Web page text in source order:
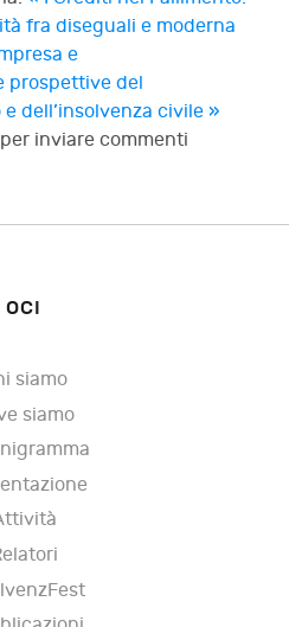
fra diseguali e moderna
e
prospettive del
dell’insolvenza civile »
inviare commenti
OCI
siamo
siamo